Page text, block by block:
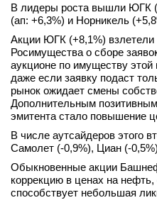
В лидеры роста вышли ЮГК
(ап: +6,3%) и Норникель
Акции ЮГК (+8,1%) взлетели
Росимущества о сборе
аукционе по имуществу этой
даже если заявку подаст
рынок ожидает смены
Дополнительным
эмитента стало повышение
В числе аутсайдеров этого
Самолет (-0,9%), Циан (-
Обыкновенные акции
коррекцию в ценах на
способствует небольшая